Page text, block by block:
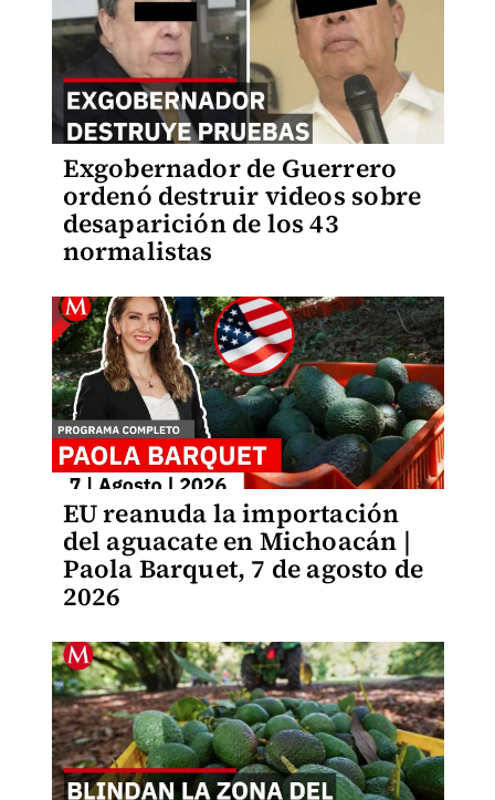
Exgobernador de Guerrero
ordenó destruir videos sobre
desaparición de los 43
normalistas
EU reanuda la importación
del aguacate en Michoacán |
Paola Barquet, 7 de agosto de
2026